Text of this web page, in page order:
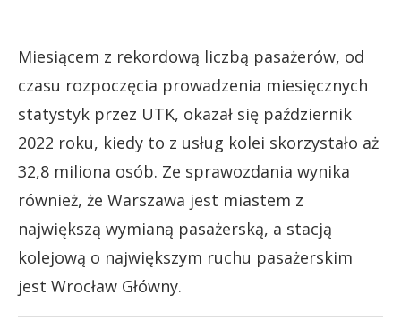
Miesiącem z rekordową liczbą pasażerów, od
czasu rozpoczęcia prowadzenia miesięcznych
statystyk przez UTK, okazał się październik
2022 roku, kiedy to z usług kolei skorzystało aż
32,8 miliona osób. Ze sprawozdania wynika
również, że Warszawa jest miastem z
największą wymianą pasażerską, a stacją
kolejową o największym ruchu pasażerskim
jest Wrocław Główny.